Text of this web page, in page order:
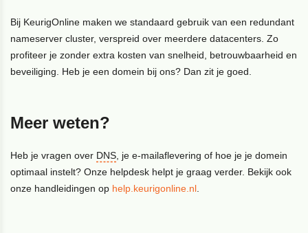
Bij KeurigOnline maken we standaard gebruik van een redundant
nameserver cluster, verspreid over meerdere datacenters. Zo
profiteer je zonder extra kosten van snelheid, betrouwbaarheid en
beveiliging. Heb je een domein bij ons? Dan zit je goed.
Meer weten?
Heb je vragen over DNS , je e-mailaflevering of hoe je je domein
optimaal instelt? Onze helpdesk helpt je graag verder. Bekijk ook
onze handleidingen op help.keurigonline.nl